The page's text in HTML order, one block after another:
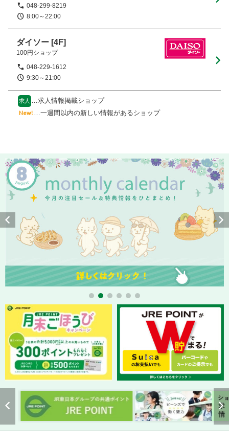
048-299-8219
8:00～22:00
ダイソー [4F]
100円ショップ
048-229-1612
9:30～21:00
求人 …求人情報掲載ショップ
New! …一週間以内の新しい情報があるショップ